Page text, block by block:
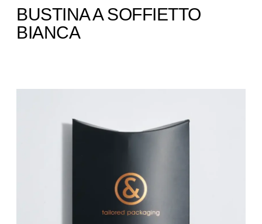
BUSTINA A SOFFIETTO ​
BIANCA